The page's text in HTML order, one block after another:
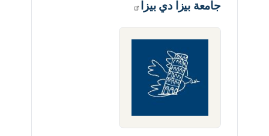
جامعة بيزا ديبيزا